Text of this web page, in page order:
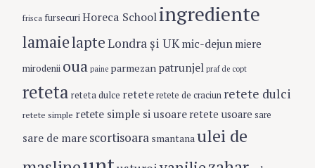
frisca fursecuriHoreca Schoolingrediente
lamaielapteLondra şi UKmic-dejun miere
mirodenii oua paine parmezan patrunjel praf de copt
reteta reteta dulce reteteretete de craciun retete dulci
retete simple retete simple si usoare retete usoare sare
sare de mare scortisoara smantanaulei de